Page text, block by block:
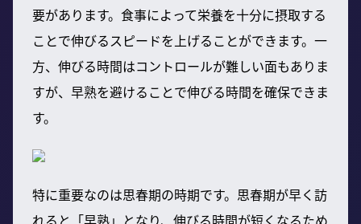
要があります。食事によって栄養を十分に摂取する
ことで伸びるスピードを上げることができます。一
方、伸びる時間はコントロールが難しい面もありま
すが、早熟を避けることで伸びる時間を確保できま
す。
特に重要なのは思春期の時期です。思春期が早く訪
れると「早熟」となり、伸びる時間が短くなるため